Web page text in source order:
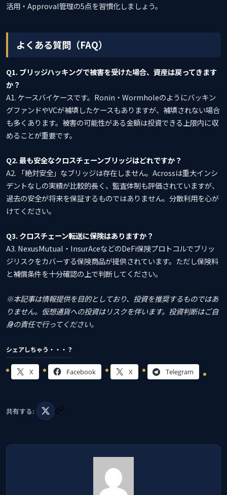
活用・Approval管理の5点を習慣化しましょう。
よくある質問（FAQ）
Q1. ブリッジハッキングで被害を受けた場合、資産は戻ってきます
か？
A1. ケースバイケースです。Ronin・Wormholeのようにバッキン
グファンドやVCが補填したケースもありますが、補填されない場合
も多くあります。被害の可能性がある金額は投資できる上限内に収
めることが重要です。
Q2. 最も安全なクロスチェーンブリッジはどれですか？
A2. 「絶対安全」なブリッジは存在しません。Acrossは重大インシ
デントなしの実績が比較的長く、監査体制も評価されていますが、
過去の安全が将来を保証するものではありません。分散利用を心が
けてください。
Q3. クロスチェーン転送に保険はありますか？
A3. NexusMutual・InsurAceなどのDeFi保険プロトコルでブリッ
ジリスクをカバーする保険商品が提供されています。ただし保険料
と補償条件を十分確認の上で判断してください。
※本記事は情報提供を目的としており、投資を推奨するものではあ
りません。仮想通貨への投資はリスクを伴います。投資判断はご自
身の責任で行ってください。
シェアしちゃう・・・？
X Facebook X Telegram
共有する: